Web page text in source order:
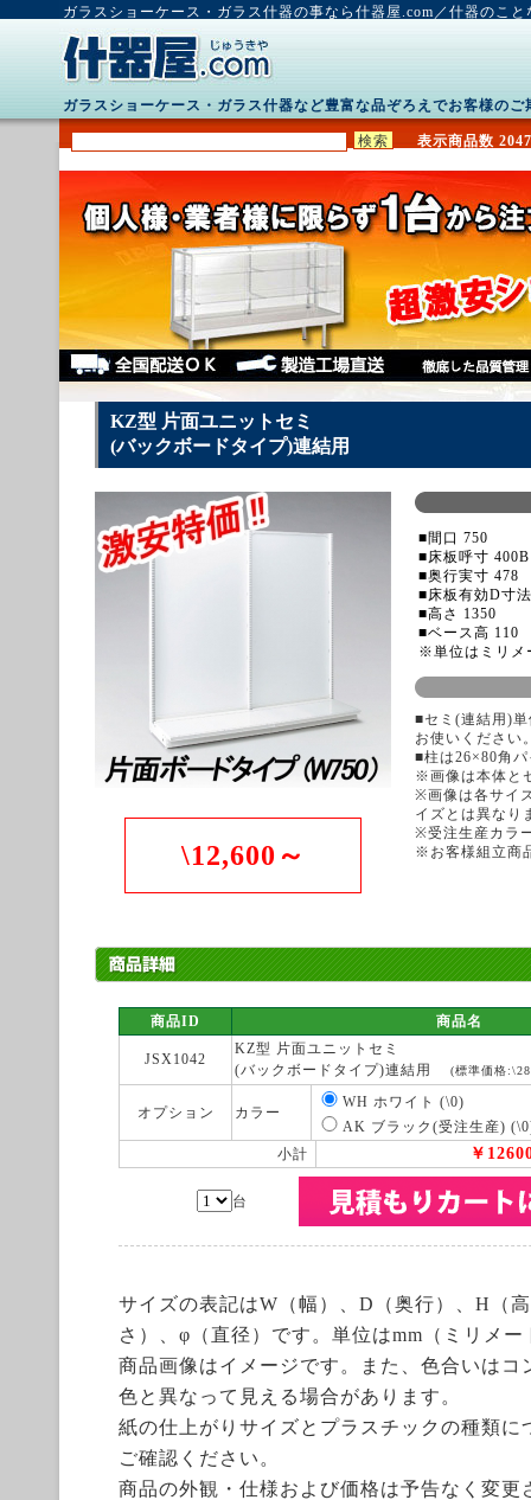
ガラスショーケース・ガラス什器の事なら什器屋.com／什器のこ
ガラスショーケース・ガラス什器など豊富な品ぞろえでお客様のご
表示商品数
KZ型 片面ユニットセミ
(バックボードタイプ)連結用
\12,600～
■間口 750
■床板呼寸 400B
■奥行実寸 478
■床板有効D寸
■高さ 1350
■ベース高 110
※単位はミリメ
■セミ(連結用)
お使いください
■柱は26×80角
※画像は本体と
※画像は各サイ
イズとは異なり
※受注生産カラ
※お客様組立商
商品ID 商品名
JSX1042
KZ型 片面ユニットセミ
(バックボードタイプ)連結用
(標準価格
オプション カラー
WH ホワイト (\0)
AK ブラック(受注生産)
小計
￥
台
サイズの表記はW（幅）、D（奥行）、H（
さ）、φ（直径）です。単位はmm（ミリメ
商品画像はイメージです。また、色合いはコ
色と異なって見える場合があります。
紙の仕上がりサイズとプラスチックの種類に
ご確認ください。
商品の外観・仕様および価格は予告なく変更